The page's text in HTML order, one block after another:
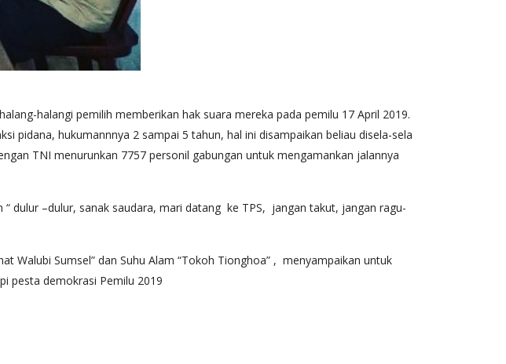
halangi pemilih memberikan hak suara mereka pada pemilu 17 April 2019.
pidana, hukumannnya 2 sampai 5 tahun, hal ini disampaikan beliau disela-sela
TNI menurunkan 7757 personil gabungan untuk mengamankan jalannya
dulur –dulur, sanak saudara, mari datang ke TPS, jangan takut, jangan ragu-
Walubi Sumsel” dan Suhu Alam “Tokoh Tionghoa” , menyampaikan untuk
pesta demokrasi Pemilu 2019